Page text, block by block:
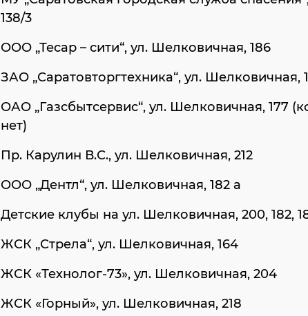
138/3
ООО „Тесар – сити“, ул. Шелковичная, 186
ЗАО „Саратовторгтехника“, ул. Шелковичная,
ОАО „Газсбытсервис“, ул. Шелковичная, 177
нет)
Пр. Карулин В.С., ул. Шелковичная, 212
ООО „Дентл“, ул. Шелковичная, 182 а
Детские клубы на ул. Шелковичная, 200, 182,
ЖСК „Стрела“, ул. Шелковичная, 164
ЖСК «Технолог-73», ул. Шелковичная, 204
ЖСК «Горный», ул. Шелковичная, 218